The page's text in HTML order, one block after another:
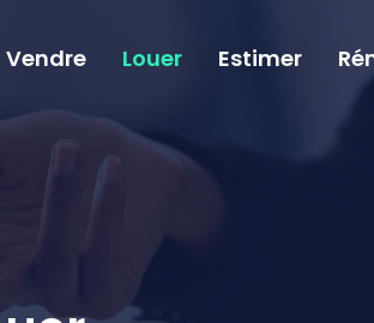
Vendre Louer Estimer